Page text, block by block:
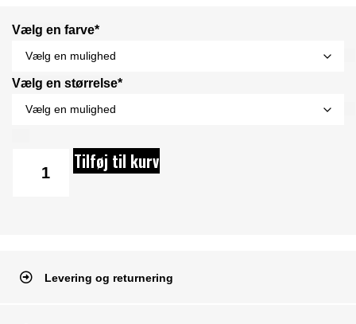
Vælg en farve*
Vælg en størrelse*
Tilføj til kurv
Levering og returnering